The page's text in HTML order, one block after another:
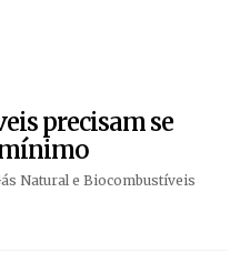
precisam se
Natural e Biocombustíveis